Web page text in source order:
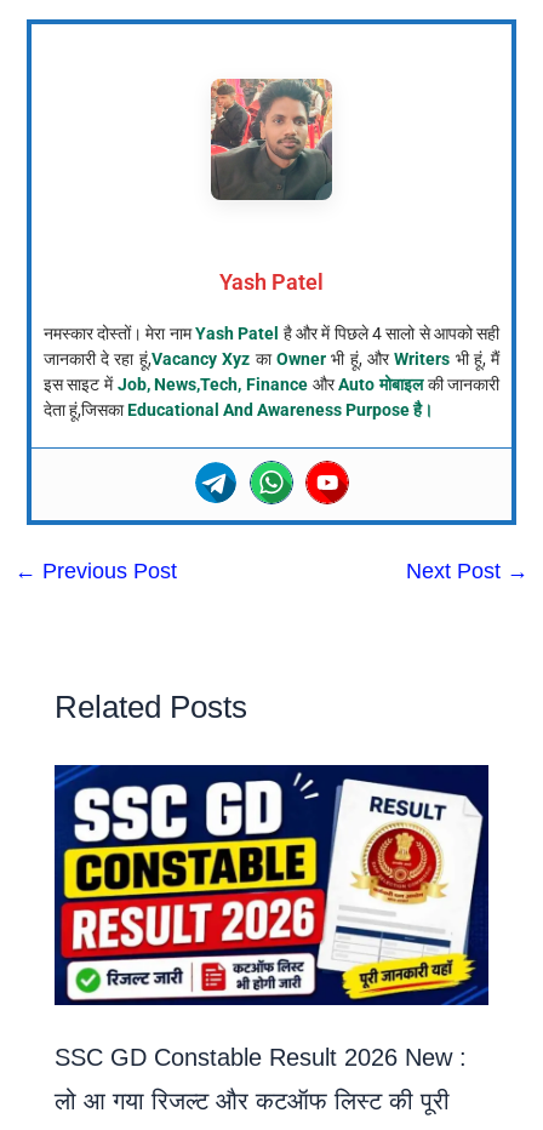
Yash Patel
नमस्कार दोस्तों। मेरा नामYash Patel है और में पिछले 4 सालो से आपको सही
जानकारी दे रहा हूं,Vacancy Xyz काOwnerभी हूं, औरWriters भी हूं, मैं
इस साइट मेंJob, News,Tech, Finance औरAuto मोबाइलकी जानकारी
देता हूं,जिसकाEducational And Awareness Purpose है।
← Previous Post Next Post →
Related Posts
SSC GD Constable Result 2026 New :
लो आ गया रिजल्ट और कटऑफ लिस्ट की पूरी